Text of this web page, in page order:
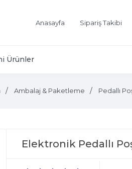
Anasayfa Sipariş Takibi
Ürünler
Ambalaj & Paketleme Pedallı
Elektronik Pedallı